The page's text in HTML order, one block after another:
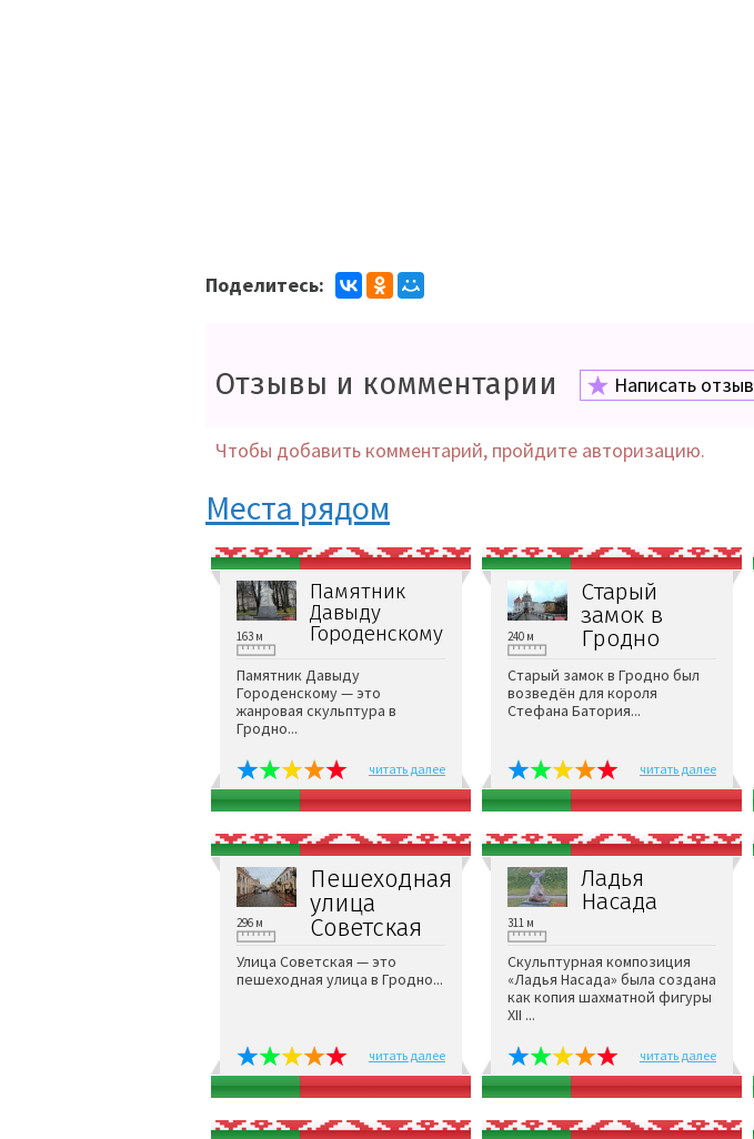
Поделитесь:
Отзывы и комментарии Написать отзыв
Чтобы добавить комментарий, пройдите авторизацию.
Места рядом
Памятник
Давыду
Городенскому
163 м
Памятник Давыду
Городенскому — это
жанровая скульптура в
Гродно...
читать далее
Старый
замок в
Гродно
240 м
Старый замок в Гродно был
возведён для короля
Стефана Батория...
читать далее
Пешеходная
улица
Советская
296 м
Улица Советская — это
пешеходная улица в Гродно...
читать далее
Ладья
Насада
311 м
Скульптурная композиция
«Ладья Насада» была создана
как копия шахматной фигуры
XII ...
читать далее